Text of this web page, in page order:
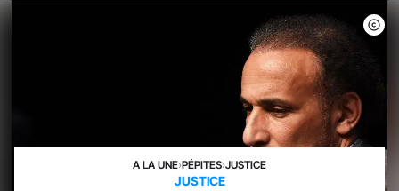
A LA UNE›PÉPITES›JUSTICE
JUSTICE